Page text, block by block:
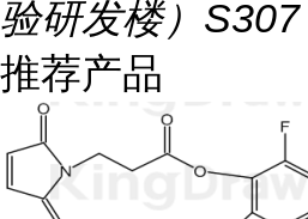
验研发楼）S307
推荐产品